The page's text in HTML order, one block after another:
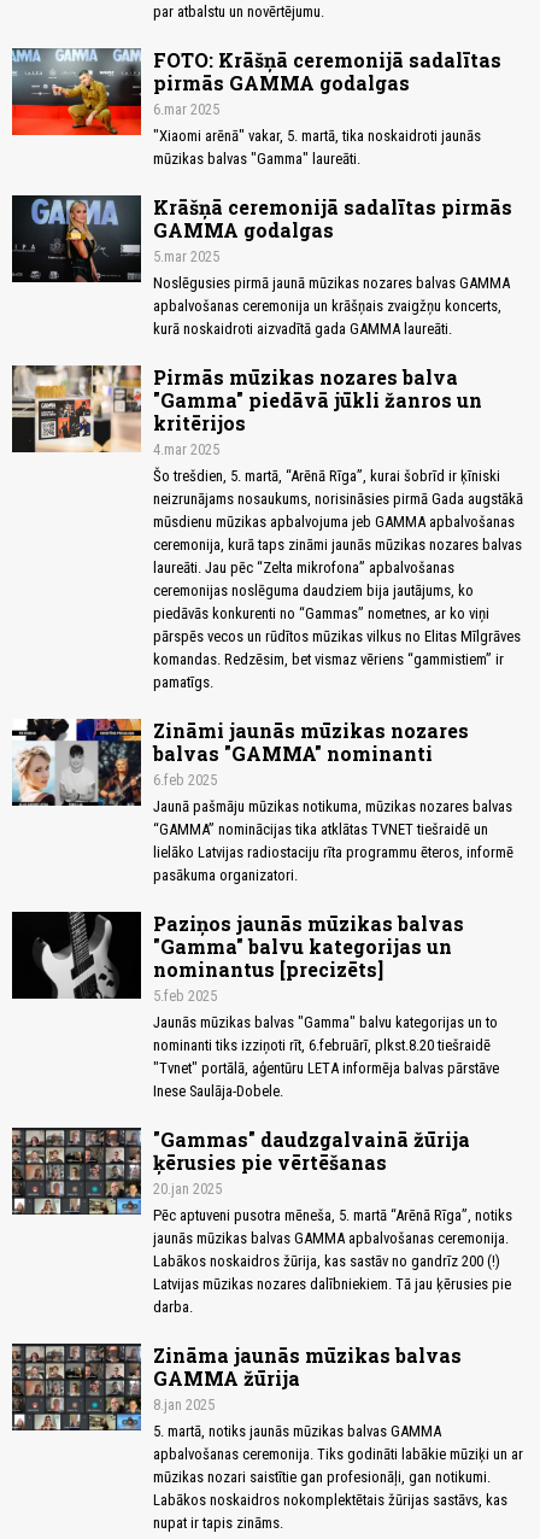
par atbalstu un novērtējumu.
FOTO: Krāšņā ceremonijā sadalītas
pirmās GAMMA godalgas
6.mar 2025
"Xiaomi arēnā" vakar, 5. martā, tika noskaidroti jaunās
mūzikas balvas "Gamma" laureāti.
Krāšņā ceremonijā sadalītas pirmās
GAMMA godalgas
5.mar 2025
Noslēgusies pirmā jaunā mūzikas nozares balvas GAMMA
apbalvošanas ceremonija un krāšņais zvaigžņu koncerts,
kurā noskaidroti aizvadītā gada GAMMA laureāti.
Pirmās mūzikas nozares balva
"Gamma" piedāvā jūkli žanros un
kritērijos
4.mar 2025
Šo trešdien, 5. martā, “Arēnā Rīga”, kurai šobrīd ir ķīniski
neizrunājams nosaukums, norisināsies pirmā Gada augstākā
mūsdienu mūzikas apbalvojuma jeb GAMMA apbalvošanas
ceremonija, kurā taps zināmi jaunās mūzikas nozares balvas
laureāti. Jau pēc “Zelta mikrofona” apbalvošanas
ceremonijas noslēguma daudziem bija jautājums, ko
piedāvās konkurenti no “Gammas” nometnes, ar ko viņi
pārspēs vecos un rūdītos mūzikas vilkus no Elitas Mīlgrāves
komandas. Redzēsim, bet vismaz vēriens “gammistiem” ir
pamatīgs.
Zināmi jaunās mūzikas nozares
balvas "GAMMA" nominanti
6.feb 2025
Jaunā pašmāju mūzikas notikuma, mūzikas nozares balvas
“GAMMA” nominācijas tika atklātas TVNET tiešraidē un
lielāko Latvijas radiostaciju rīta programmu ēteros, informē
pasākuma organizatori.
Paziņos jaunās mūzikas balvas
"Gamma" balvu kategorijas un
nominantus [precizēts]
5.feb 2025
Jaunās mūzikas balvas "Gamma" balvu kategorijas un to
nominanti tiks izziņoti rīt, 6.februārī, plkst.8.20 tiešraidē
"Tvnet" portālā, aģentūru LETA informēja balvas pārstāve
Inese Saulāja-Dobele.
"Gammas" daudzgalvainā žūrija
ķērusies pie vērtēšanas
20.jan 2025
Pēc aptuveni pusotra mēneša, 5. martā “Arēnā Rīga”, notiks
jaunās mūzikas balvas GAMMA apbalvošanas ceremonija.
Labākos noskaidros žūrija, kas sastāv no gandrīz 200 (!)
Latvijas mūzikas nozares dalībniekiem. Tā jau ķērusies pie
darba.
Zināma jaunās mūzikas balvas
GAMMA žūrija
8.jan 2025
5. martā, notiks jaunās mūzikas balvas GAMMA
apbalvošanas ceremonija. Tiks godināti labākie mūziķi un ar
mūzikas nozari saistītie gan profesionāļi, gan notikumi.
Labākos noskaidros nokomplektētais žūrijas sastāvs, kas
nupat ir tapis zināms.